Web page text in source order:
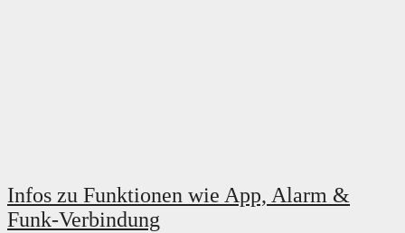
Infos zu Funktionen wie App, Alarm &
Funk-Verbindung